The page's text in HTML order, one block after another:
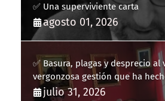
✅ Una superviviente carta
agosto 01, 2026
✅ Basura, plagas y desprecio al
vergonzosa gestión que ha
Llucmajor
julio 31, 2026